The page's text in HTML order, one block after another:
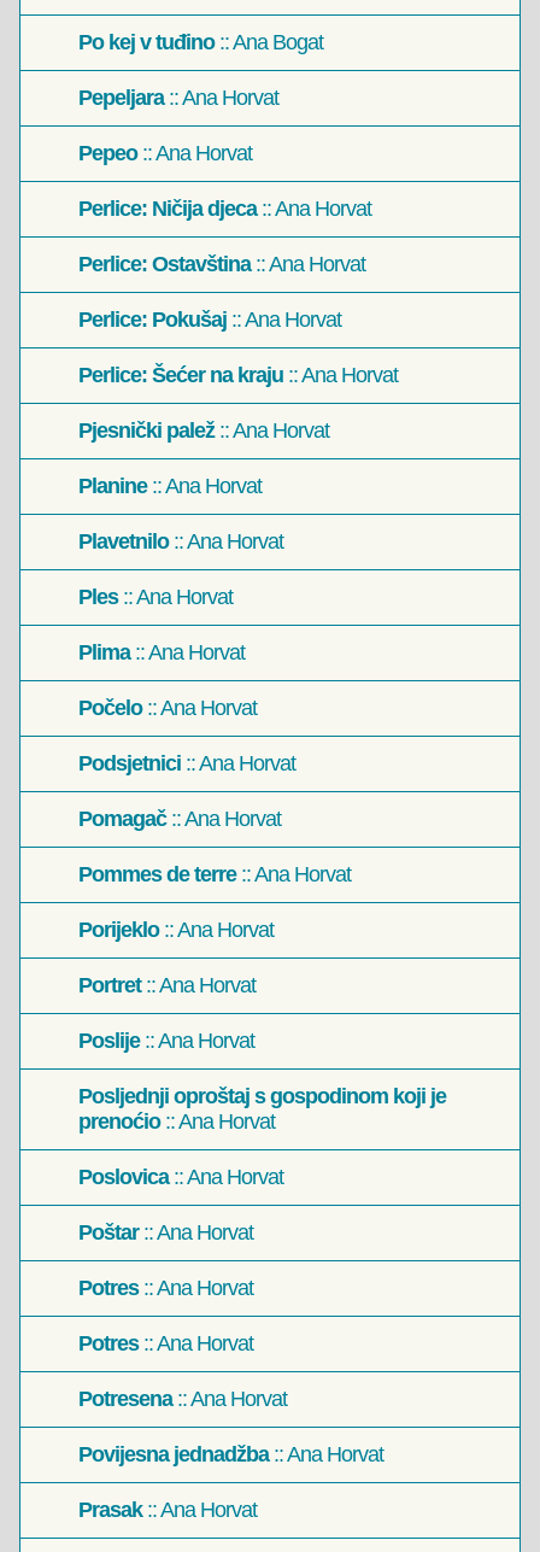
Po kej v tuđino:: Ana Bogat
Pepeljara:: Ana Horvat
Pepeo:: Ana Horvat
Perlice: Ničija djeca:: Ana Horvat
Perlice: Ostavština:: Ana Horvat
Perlice: Pokušaj :: Ana Horvat
Perlice: Šećer na kraju :: Ana Horvat
Pjesnički palež:: Ana Horvat
Planine:: Ana Horvat
Plavetnilo:: Ana Horvat
Ples:: Ana Horvat
Plima:: Ana Horvat
Počelo:: Ana Horvat
Podsjetnici :: Ana Horvat
Pomagač:: Ana Horvat
Pommes de terre:: Ana Horvat
Porijeklo:: Ana Horvat
Portret:: Ana Horvat
Poslije:: Ana Horvat
Posljednji oproštaj s gospodinom koji je
prenoćio:: Ana Horvat
Poslovica:: Ana Horvat
Poštar:: Ana Horvat
Potres:: Ana Horvat
Potres:: Ana Horvat
Potresena:: Ana Horvat
Povijesna jednadžba:: Ana Horvat
Prasak:: Ana Horvat